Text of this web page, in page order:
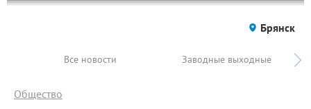
Брянск
Все новости Заводные выходные
Общество